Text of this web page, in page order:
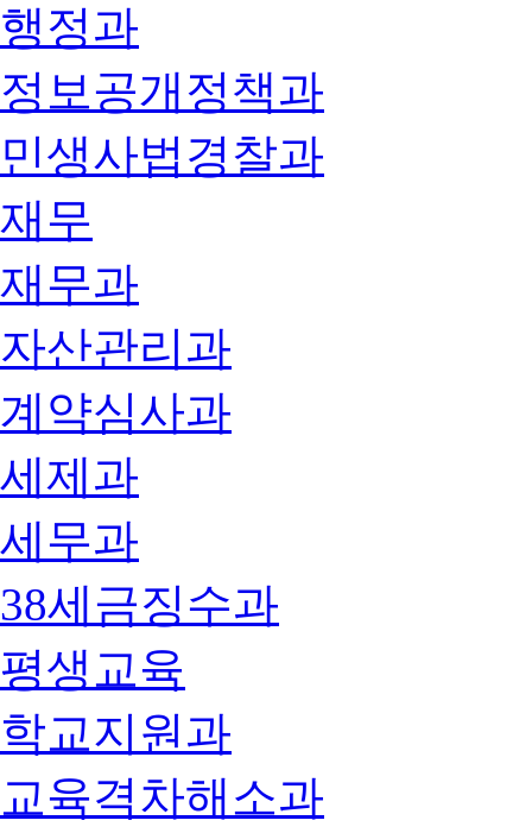
행정과
정보공개정책과
민생사법경찰과
재무
재무과
자산관리과
계약심사과
세제과
세무과
38세금징수과
평생교육
학교지원과
교육격차해소과